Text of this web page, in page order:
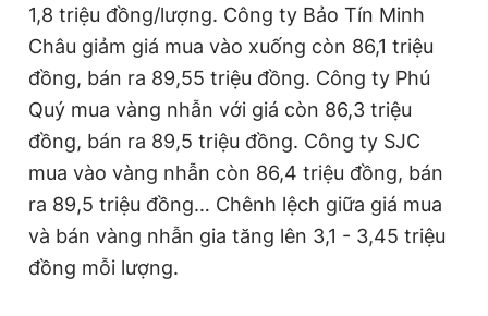
1,8 triệu đồng/lượng. Công ty Bảo Tín Minh
Châu giảm giá mua vào xuống còn 86,1 triệu
đồng, bán ra 89,55 triệu đồng. Công ty Phú
Quý mua vàng nhẫn với giá còn 86,3 triệu
đồng, bán ra 89,5 triệu đồng. Công ty SJC
mua vào vàng nhẫn còn 86,4 triệu đồng, bán
ra 89,5 triệu đồng… Chênh lệch giữa giá mua
và bán vàng nhẫn gia tăng lên 3,1 - 3,45 triệu
đồng mỗi lượng.